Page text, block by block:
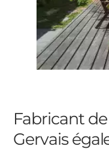
Fabricant
Gervais